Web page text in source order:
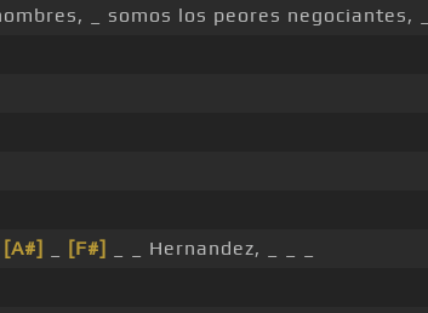
_ somos los peores negociantes, _
[A#] [F#]
_ _ Hernandez, _ _ _